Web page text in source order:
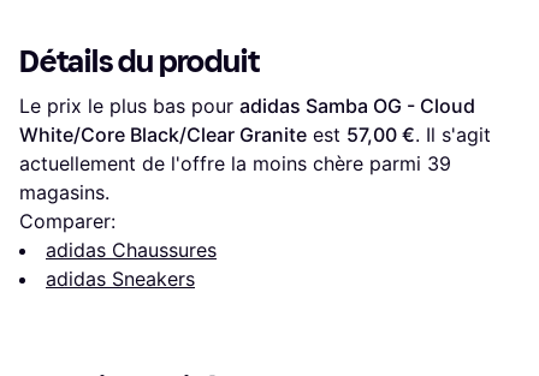
Détails du produit
Le prix le plus bas pour adidas Samba OG - Cloud
White/Core Black/Clear Granite est 57,00 €. Il s'agit
actuellement de l'offre la moins chère parmi 39
magasins.
Comparer:
adidas Chaussures
adidas Sneakers